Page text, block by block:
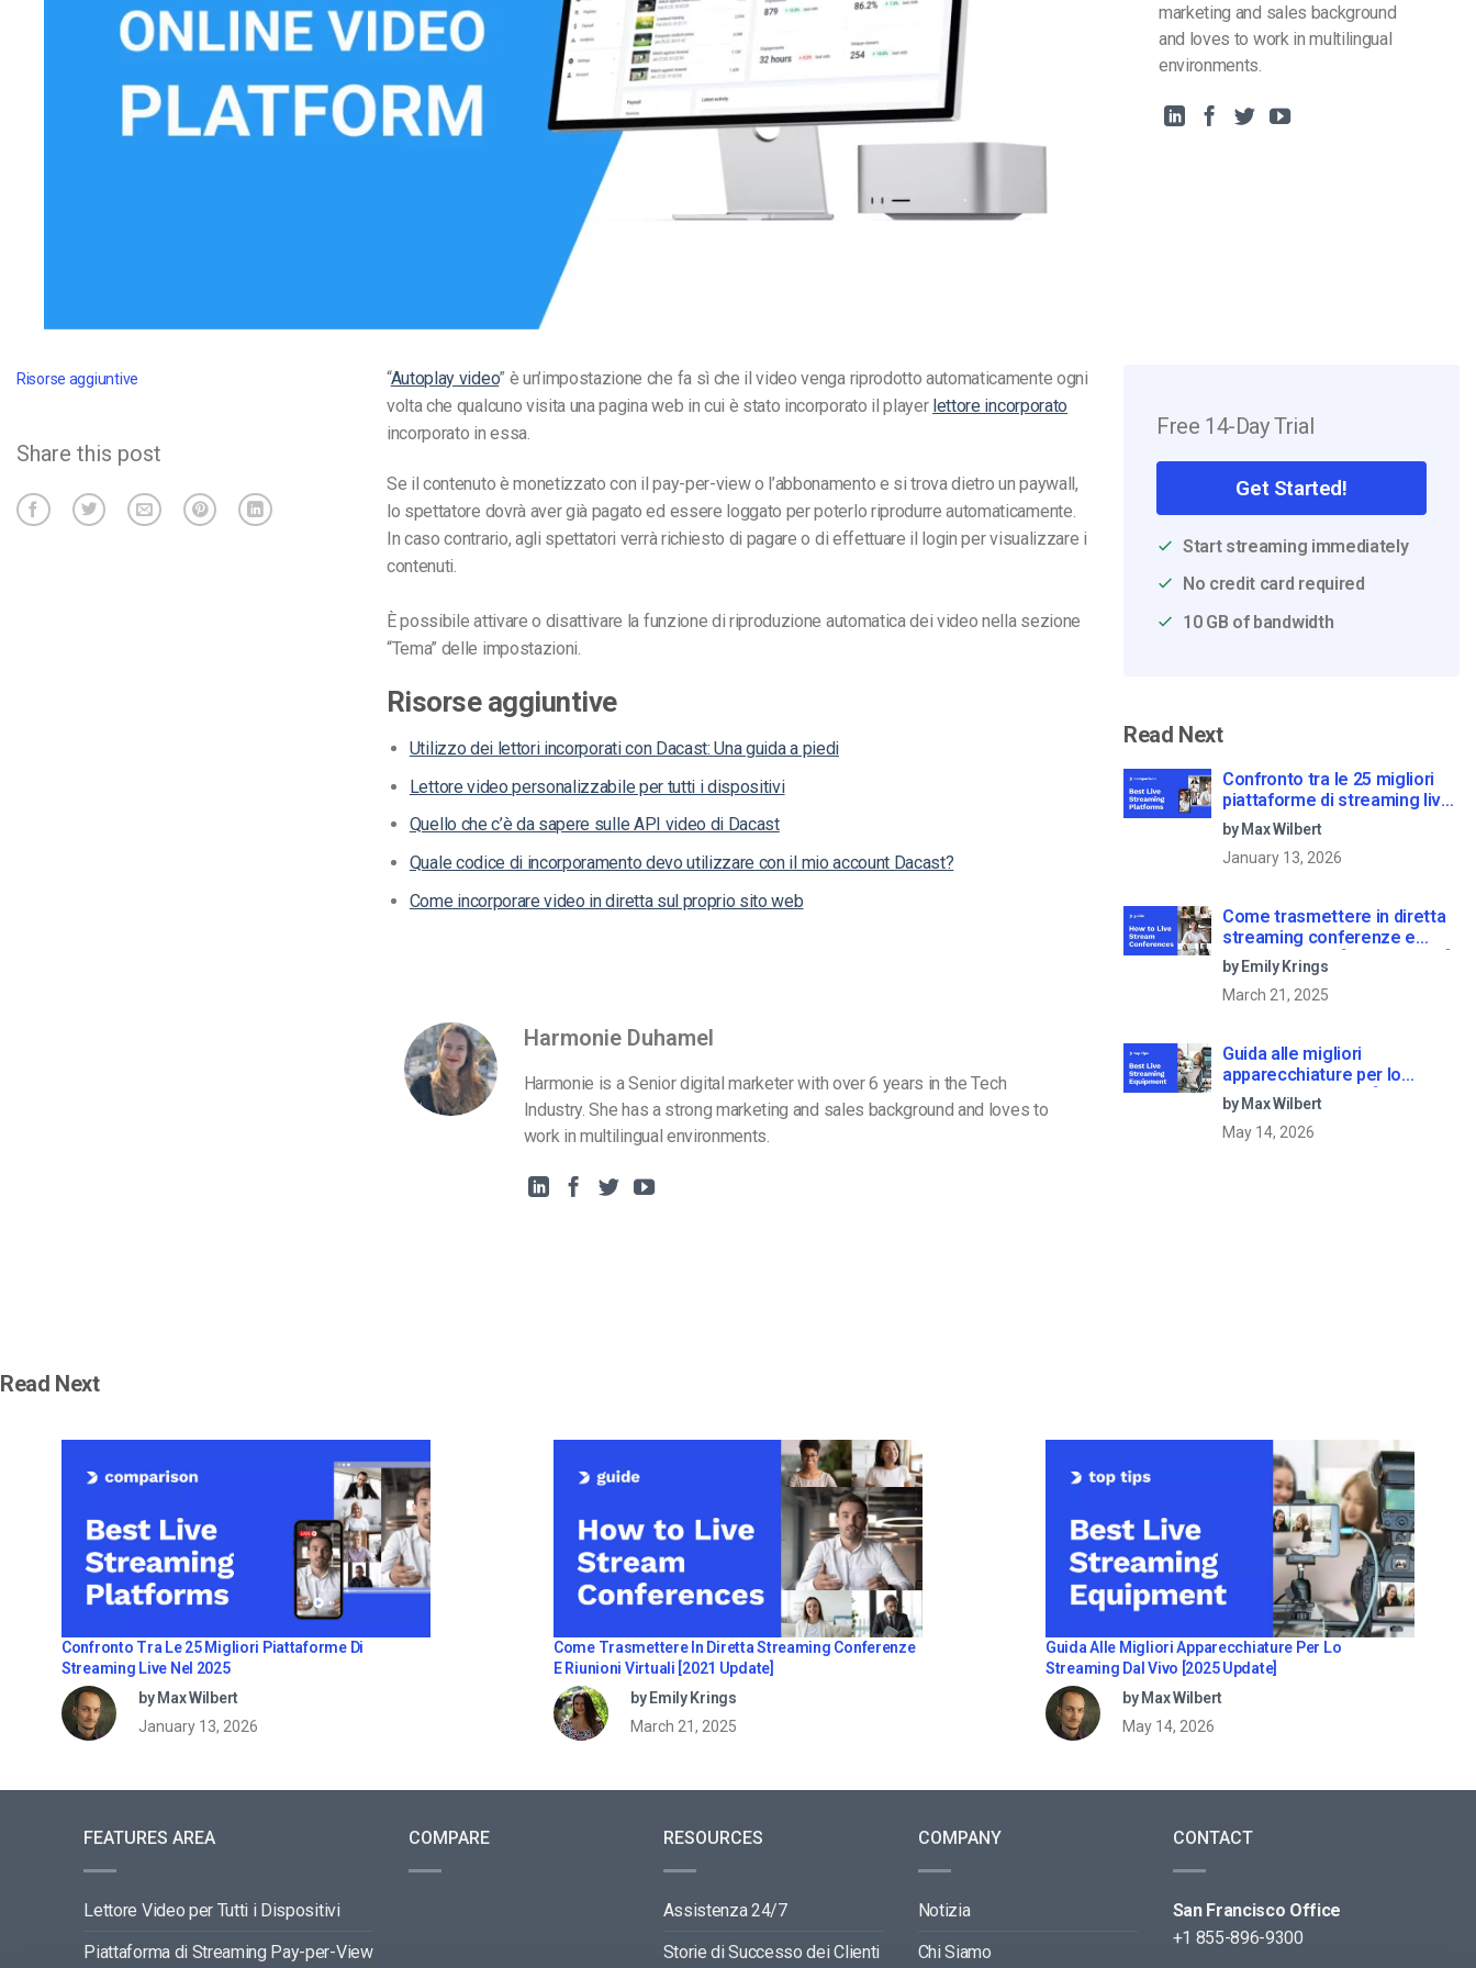
Video CMS
Monetizzazione Video
Video Marketing
marketing and sales background
and loves to work in multilingual
environments.
Risorse aggiuntive
Share this post
“Autoplay video” è un’impostazione che fa sì che il video venga riprodotto automaticamente ogni
volta che qualcuno visita una pagina web in cui è stato incorporato il player lettore incorporato
incorporato in essa.
Se il contenuto è monetizzato con il pay-per-view o l’abbonamento e si trova dietro un paywall,
lo spettatore dovrà aver già pagato ed essere loggato per poterlo riprodurre automaticamente.
In caso contrario, agli spettatori verrà richiesto di pagare o di effettuare il login per visualizzare i
contenuti.
È possibile attivare o disattivare la funzione di riproduzione automatica dei video nella sezione
“Tema” delle impostazioni.
Risorse aggiuntive
Utilizzo dei lettori incorporati con Dacast: Una guida a piedi
Lettore video personalizzabile per tutti i dispositivi
Quello che c’è da sapere sulle API video di Dacast
Quale codice di incorporamento devo utilizzare con il mio account Dacast?
Come incorporare video in diretta sul proprio sito web
Harmonie Duhamel
Harmonie is a Senior digital marketer with over 6 years in the Tech
Industry. She has a strong marketing and sales background and loves to
work in multilingual environments.
Free 14-Day Trial
Get Started!
Start streaming immediately
No credit card required
10 GB of bandwidth
Read Next
Confronto tra le 25 migliori
piattaforme di streaming live
nel 2025
by Max Wilbert
January 13, 2026
Come trasmettere in diretta
streaming conferenze e
by Emily Krings
March 21, 2025
Guida alle migliori
apparecchiature per lo
streaming dal vivo [2025
Update]
by Max Wilbert
May 14, 2026
Read Next
Confronto Tra Le 25 Migliori Piattaforme Di
Streaming Live Nel 2025
by Max Wilbert
January 13, 2026
Come Trasmettere In Diretta Streaming Conferenze
E Riunioni Virtuali [2021 Update]
by Emily Krings
March 21, 2025
Guida Alle Migliori Apparecchiature Per Lo
Streaming Dal Vivo [2025 Update]
by Max Wilbert
May 14, 2026
FEATURES AREA
Lettore Video per Tutti i Dispositivi
Piattaforma di Streaming Pay-per-View
COMPARE RESOURCES
Assistenza 24/7
Storie di Successo dei Clienti
COMPANY
Notizia
Chi Siamo
CONTACT
San Francisco Office
+1 855-896-9300